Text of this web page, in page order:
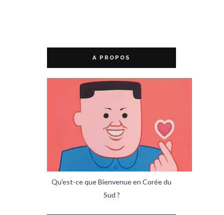
A PROPOS
Qu'est-ce que Bienvenue en Corée du
Sud ?